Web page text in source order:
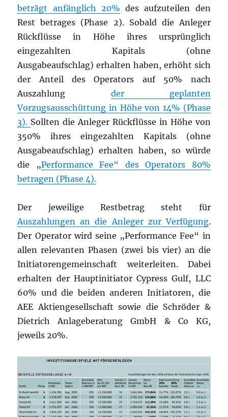
beträgt anfänglich 20% des aufzuteilen den
Rest betrages (Phase 2). Sobald die Anleger
Rückflüsse in Höhe ihres ursprünglich
eingezahlten Kapitals (ohne
Ausgabeaufschlag) erhalten haben, erhöht sich
der Anteil des Operators auf 50% nach
Auszahlung der geplanten
Vorzugsausschüttung in Höhe von 14% (Phase
3). Sollten die Anleger Rückflüsse in Höhe von
350% ihres eingezahlten Kapitals (ohne
Ausgabeaufschlag) erhalten haben, so würde
die „Performance Fee“ des Operators 80%
betragen (Phase 4).
Der jeweilige Restbetrag steht für
Auszahlungen an die Anleger zur Verfügung.
Der Operator wird seine „Performance Fee“ in
allen relevanten Phasen (zwei bis vier) an die
Initiatorengemeinschaft weiterleiten. Dabei
erhalten der Hauptinitiator Cypress Gulf, LLC
60% und die beiden anderen Initiatoren, die
AEE Aktiengesellschaft sowie die Schröder &
Dietrich Anlageberatung GmbH & Co KG,
jeweils 20%.